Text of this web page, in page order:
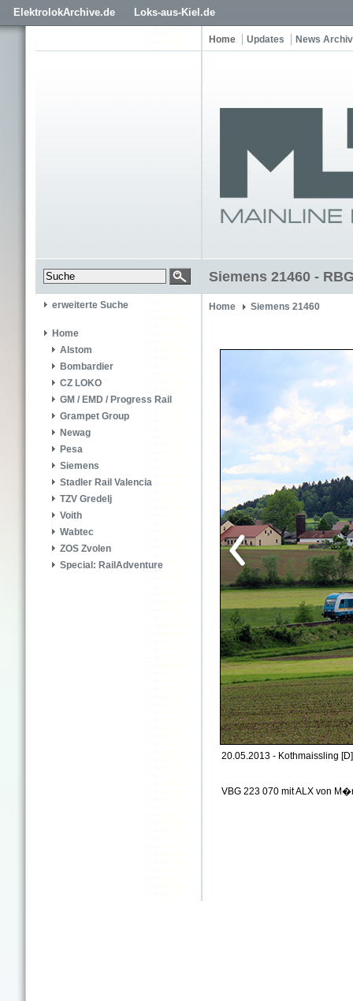
ElektrolokArchive.de Loks-aus-Kiel.de
Home Updates News Archiv
Siemens 21460 -
erweiterte Suche
Home
Alstom
Bombardier
CZ LOKO
GM / EMD / Progress Rail
Grampet Group
Newag
Pesa
Siemens
Stadler Rail Valencia
TZV Gredelj
Voith
Wabtec
ZOS Zvolen
Special: RailAdventure
Home Siemens 21460
20.05.2013 - Kothmaissling [D]
VBG 223 070 mit ALX von